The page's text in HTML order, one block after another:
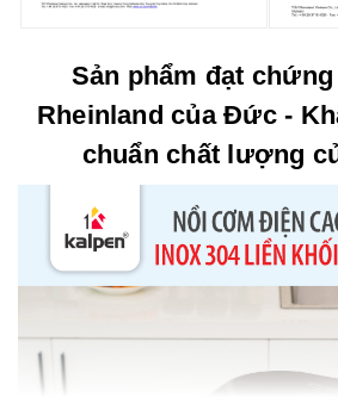
Sản phẩm đạt chứng
Rheinland của Đức -
chuẩn chất lượng